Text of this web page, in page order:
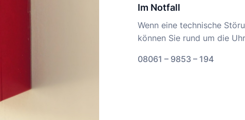
Im Notfall
Wenn eine technische
können Sie rund um die
08061 – 9853 – 194